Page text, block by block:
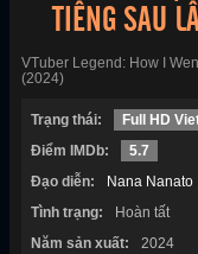
TIẾNG SAU
VTuber Legend: How I
(2024)
Trạng thái:
Full HD
Điểm IMDb:
5.7
Đạo diễn:
Nana Nanato
Tình trạng:
Hoàn tất
Năm sản xuất:
2024